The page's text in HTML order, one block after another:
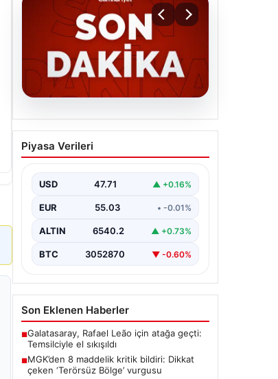
06.08.2026
MGK’den 8 maddelik kritik
bildiri: Dikkat çeken
Piyasa Verileri
USD 47.71 ▲ +0.16%
EUR 55.03 • -0.01%
ALTIN 6540.2 ▲ +0.73%
BTC 3052870 ▼ -0.60%
Son Eklenen Haberler
■Galatasaray, Rafael Leão için atağa geçti:
Temsilciyle el sıkışıldı
■MGK’den 8 maddelik kritik bildiri: Dikkat
çeken ‘Terörsüz Bölge’ vurgusu